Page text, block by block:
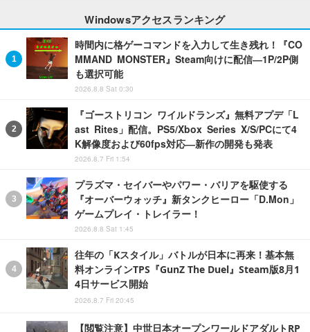
Windowsアクセスランキング
時間内に格ゲーコマンドを入力して生き残れ！『CO
MMAND MONSTER』Steam向けに配信―1P/2P側
も選択可能
2026.8.8 Sat 0:30
『ゴーストリコン ワイルドランズ』無料アプデ「L
ast Rites」配信。PS5/Xbox Series X/S/PCにて4
K解像度および60fps対応―新作の開発も発表
2026.8.7 Fri 1:54
プラズマ・セイバーやパワー・バリアを駆使する
『オーバーウォッチ』新タンクヒーロー「D.Mon」
ゲームプレイ・トレイラー！
2026.8.8 Sat 1:45
往年の「Kスタイル」バトルが日本に再来！基本無
料オンラインTPS『GunZ The Duel』Steam版8月1
4日サービス開始
2026.8.7 Fri 20:45
【閲覧注意】中世日本オープンワールドアダルトRP